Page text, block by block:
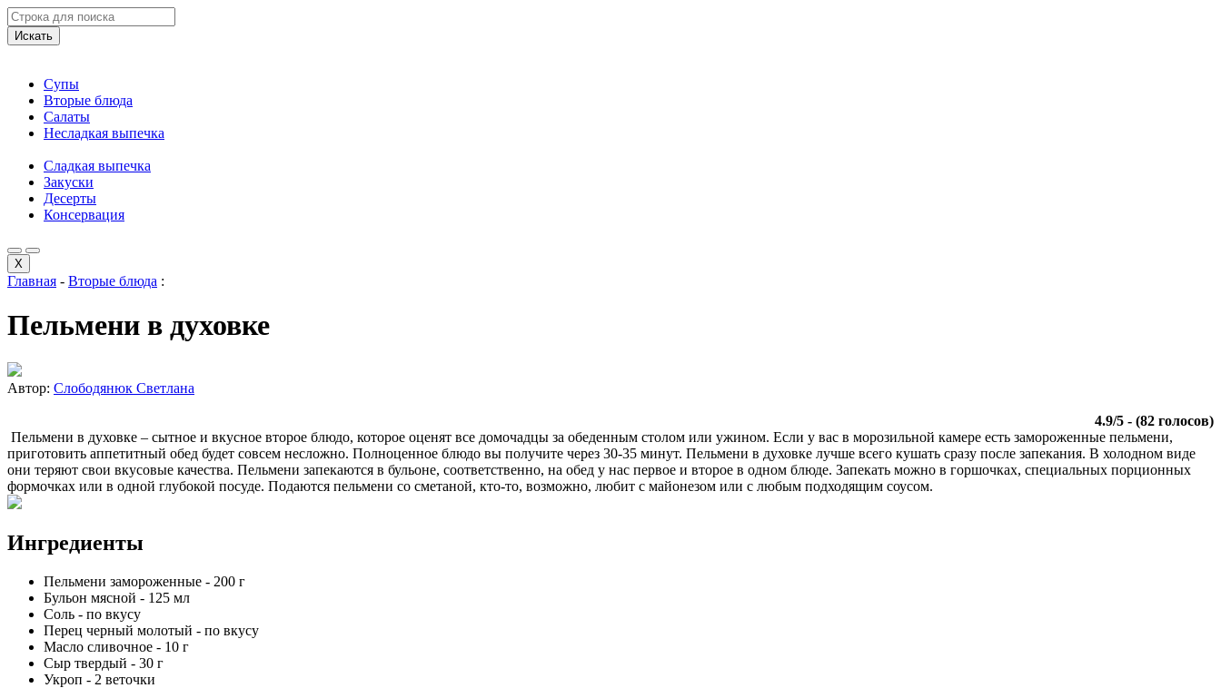
Искать
Супы
Вторые блюда
Салаты
Несладкая выпечка
Сладкая выпечка
Закуски
Десерты
Консервация
X
Главная - Вторые блюда :
Пельмени в духовке
Автор: Слободянюк Светлана
4.9/5 - (82 голосов)
Пельмени в духовке – сытное и вкусное второе блюдо, которое оценят все домочадцы за обеденным столом или ужином. Если у вас в морозильной камере есть замороженные пельмени,
приготовить аппетитный обед будет совсем несложно. Полноценное блюдо вы получите через 30-35 минут. Пельмени в духовке лучше всего кушать сразу после запекания. В холодном виде
они теряют свои вкусовые качества. Пельмени запекаются в бульоне, соответственно, на обед у нас первое и второе в одном блюде. Запекать можно в горшочках, специальных порционных
формочках или в одной глубокой посуде. Подаются пельмени со сметаной, кто-то, возможно, любит с майонезом или с любым подходящим соусом.
Ингредиенты
Пельмени замороженные - 200 г
Бульон мясной - 125 мл
Соль - по вкусу
Перец черный молотый - по вкусу
Масло сливочное - 10 г
Сыр твердый - 30 г
Укроп - 2 веточки